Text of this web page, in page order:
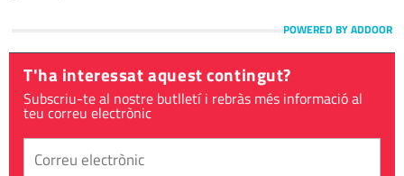
POWERED BY ADDOOR
T'ha interessat aquest contingut?
Subscriu-te al nostre butlletí i rebràs més informació al
teu correu electrònic